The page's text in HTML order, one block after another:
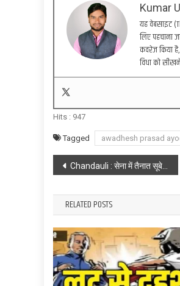
Kumar
यह वेबसाइट
लिए पहचाना
कवरेज किया
विधा को
Hits : 947
Tagged awadhesh prasad
Post
navigation
Chandauli : सेना में तैनात सूबेदार मेजर सुरेश यादव की हादसे में मौत, परिवार में पसरा मातम
RELATED POSTS